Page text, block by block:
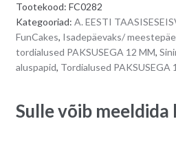
12
mm
-
30,5
cm
a
t
e
Tootekood: FC0282
Kategooriad: A. EESTI
FunCakes, Isadepäevaks/
tordialused PAKSUSEGA 12 MM,
aluspapid, Tordialused PAKSUSEGA
Sulle võib